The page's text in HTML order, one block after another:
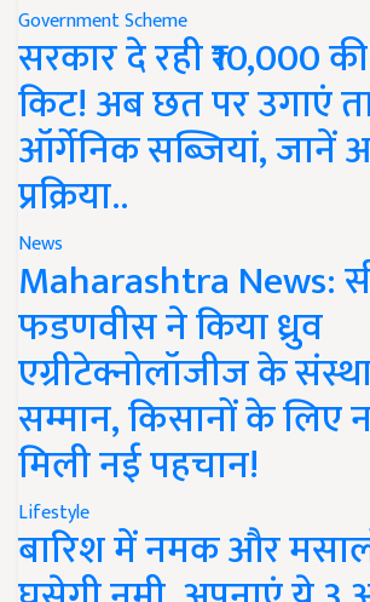
Government Scheme
सरकार दे रही ₹10,000
किट! अब छत पर उगाएं
ऑर्गेनिक सब्जियां, जानें
प्रक्रिया..
News
Maharashtra News:
फडणवीस ने किया ध्रुव
एग्रीटेक्नोलॉजीज के
सम्मान, किसानों के लिए
मिली नई पहचान!
Lifestyle
बारिश में नमक और